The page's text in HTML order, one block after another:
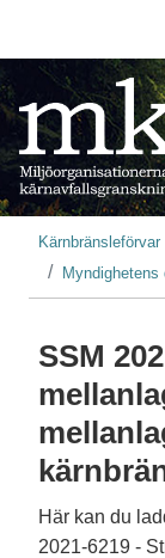
Länkstig
Kärnbränsleförvar
Myndighetens
SSM
Här kan du
2021-6219 -